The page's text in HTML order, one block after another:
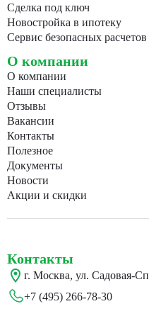
Сделка под ключ
Новостройка в ипотеку
Сервис безопасных расчетов
О компании
О компании
Наши специалисты
Отзывы
Вакансии
Контакты
Полезное
Документы
Новости
Акции и скидки
Контакты
г. Москва, ул. Садовая-
+7 (495) 266-78-30